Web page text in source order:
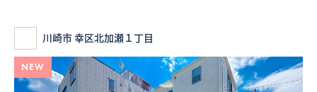
お気に入り物件一覧
川崎市 幸区北加瀬１丁目
NEW